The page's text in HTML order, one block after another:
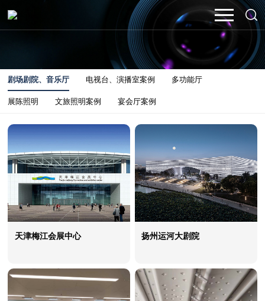
剧场剧院、音乐厅 电视台、演播室案例 多功能厅
展陈照明 文旅照明案例 宴会厅案例
天津梅江会展中心 扬州运河大剧院